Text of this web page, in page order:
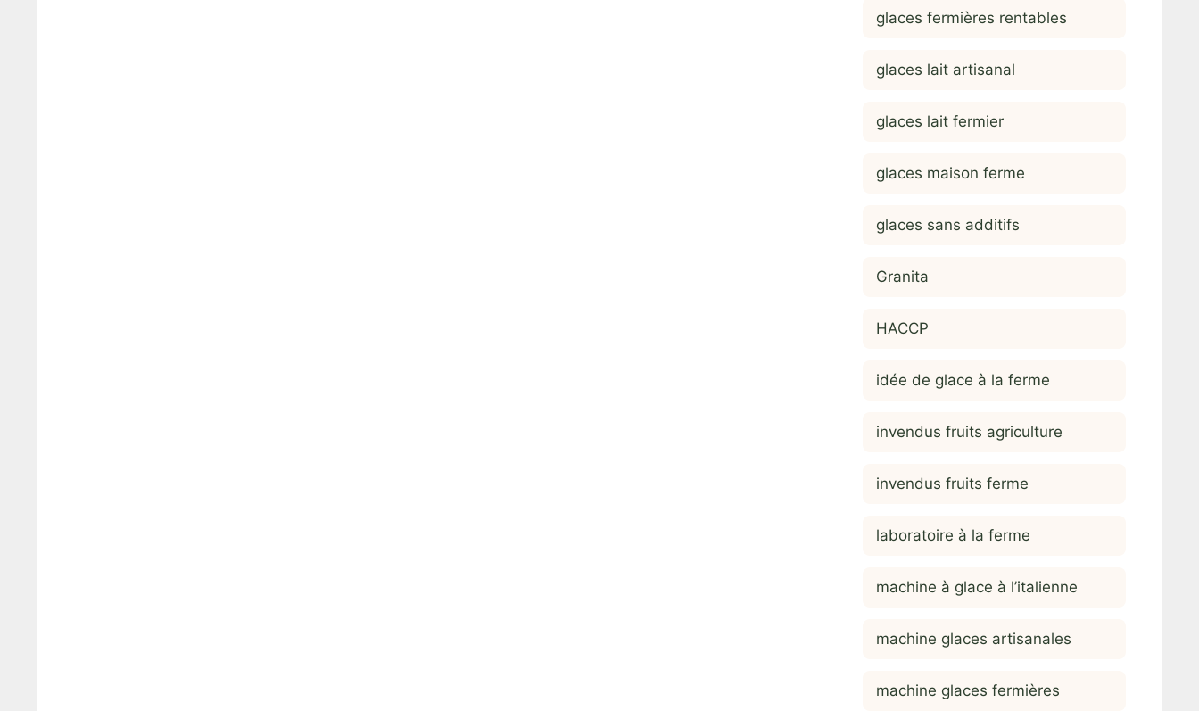
glaces fermières rentables
glaces lait artisanal
glaces lait fermier
glaces maison ferme
glaces sans additifs
Granita
HACCP
idée de glace à la ferme
invendus fruits agriculture
invendus fruits ferme
laboratoire à la ferme
machine à glace à l’italienne
machine glaces artisanales
machine glaces fermières